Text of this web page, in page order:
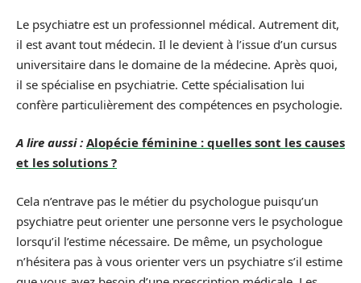
Le psychiatre est un professionnel médical. Autrement dit,
il est avant tout médecin. Il le devient à l’issue d’un cursus
universitaire dans le domaine de la médecine. Après quoi,
il se spécialise en psychiatrie. Cette spécialisation lui
confère particulièrement des compétences en psychologie.
A lire aussi : Alopécie féminine : quelles sont les causes
et les solutions ?
Cela n’entrave pas le métier du psychologue puisqu’un
psychiatre peut orienter une personne vers le psychologue
lorsqu’il l’estime nécessaire. De même, un psychologue
n’hésitera pas à vous orienter vers un psychiatre s’il estime